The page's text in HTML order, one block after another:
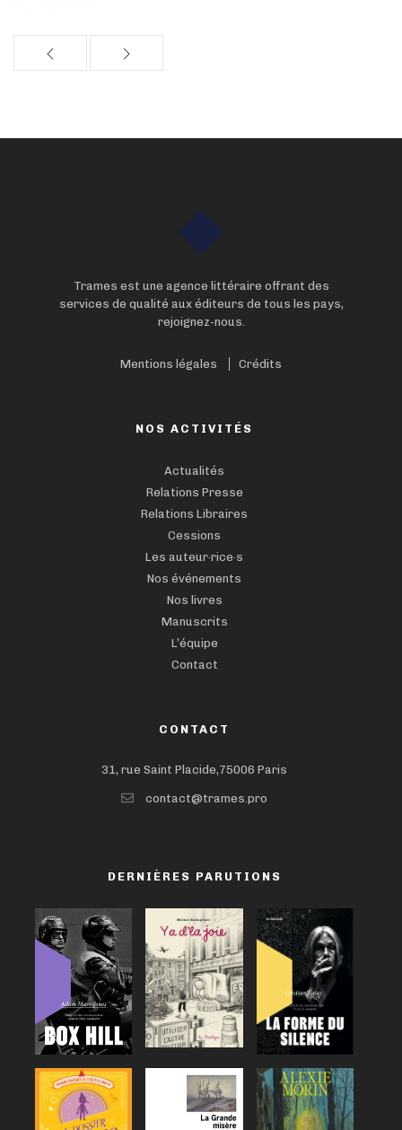
Trames est une agence littéraire offrant des
services de qualité aux éditeurs de tous les pays,
rejoignez-nous.
Mentions légales Crédits
NOS ACTIVITÉS
Actualités
Relations Presse
Relations Libraires
Cessions
Les auteur·rice·s
Nos événements
Nos livres
Manuscrits
L’équipe
Contact
CONTACT
31, rue Saint Placide,75006 Paris
contact@trames.pro
DERNIÈRES PARUTIONS